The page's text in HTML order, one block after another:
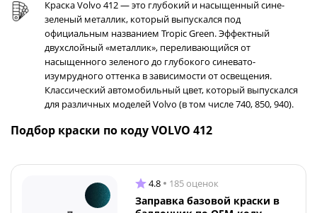
Краска Volvo 412 — это глубокий и насыщенный сине-
зеленый металлик, который выпускался под
официальным названием Tropic Green. Эффектный
двухслойный «металлик», переливающийся от
насыщенного зеленого до глубокого синевато-
изумрудного оттенка в зависимости от освещения.
Классический автомобильный цвет, который выпускался
для различных моделей Volvo (в том числе 740, 850, 940).
Подбор краски по коду VOLVO 412
4.8 185 оценок
Заправка базовой краски в